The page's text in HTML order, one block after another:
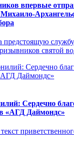
впервые
Михаило-
предстоящую
святой
Сердечно
«АГД Даймондс»